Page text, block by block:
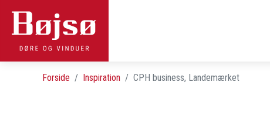
Forside Inspiration CPH business, Landemærket